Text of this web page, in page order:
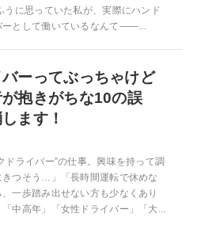
うに思っていた私が、実際にハンド
ーとして働いているなんて――...
バーってぶっちゃけど
抱きがちな10の誤
ます！
ドライバー”の仕事。興味を持って調
つそう…」「長時間運転で休めな
一歩踏み出せない方も少なくあり
中高年」「女性ドライバー」「大...